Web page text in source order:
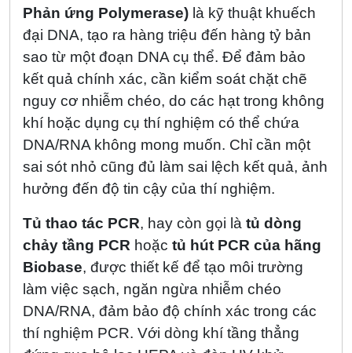
Phản ứng Polymerase) là kỹ thuật khuếch
đại DNA, tạo ra hàng triệu đến hàng tỷ bản
sao từ một đoạn DNA cụ thể. Để đảm bảo
kết quả chính xác, cần kiểm soát chặt chẽ
nguy cơ nhiễm chéo, do các hạt trong không
khí hoặc dụng cụ thí nghiệm có thể chứa
DNA/RNA không mong muốn. Chỉ cần một
sai sót nhỏ cũng đủ làm sai lệch kết quả, ảnh
hưởng đến độ tin cậy của thí nghiệm.
Tủ thao tác PCR, hay còn gọi là tủ dòng
chảy tầng PCR hoặc tủ hút PCR của hãng
Biobase, được thiết kế để tạo môi trường
làm việc sạch, ngăn ngừa nhiễm chéo
DNA/RNA, đảm bảo độ chính xác trong các
thí nghiệm PCR. Với dòng khí tầng thẳng